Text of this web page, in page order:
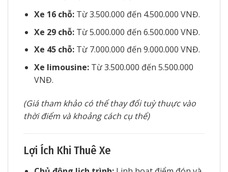
Xe 16 chỗ:Từ 3.500.000 đến 4.500.000 VNĐ.
Xe 29 chỗ:Từ 5.000.000 đến 6.500.000 VNĐ.
Xe 45 chỗ:Từ 7.000.000 đến 9.000.000 VNĐ.
Xe limousine:Từ 3.500.000 đến 5.500.000
VNĐ.
(Giá tham khảo có thể thay đổi tuỳ thuực vào
thời điểm và khoảng cách cụ thể)
Lợi Ích Khi Thuê Xe